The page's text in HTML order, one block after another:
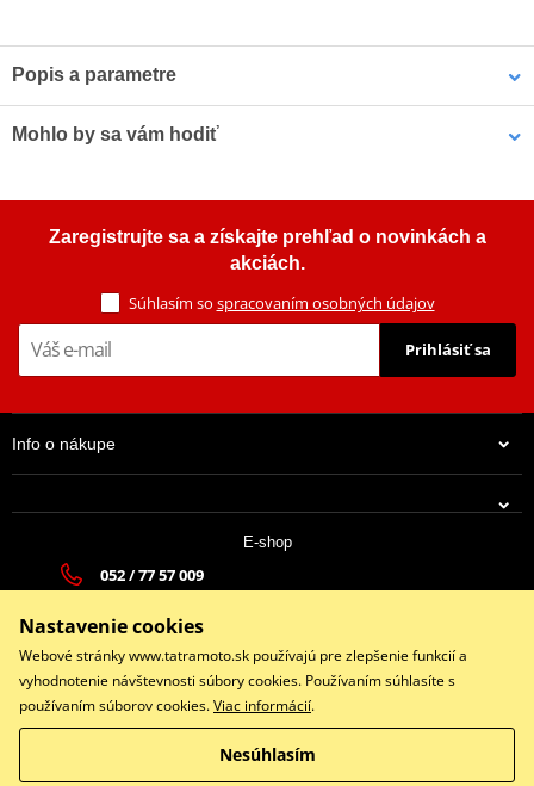
Popis a parametre
určené k použití na pružné příruby, obráběné nebo lité plochy
vytvrzení je 2,75 mm (za 24 h). Mezi typické aplikace patří těsnění
Catalog
PDF Technické informace
Mohlo by sa vám hodiť
Zaregistrujte sa a získajte prehľad o novinkách a
akciách.
Súhlasím so spracovaním osobných údajov
Prihlásiť sa
Info o nákupe
E-shop
052 / 77 57 009
Po - Pia 9:00-17:00 | So: 9:00-13:00 | Ne: Zatvorené
Facebook
Copyright © 2026 www.tatramoto.sk
Nastavenie cookies
Webové stránky www.tatramoto.sk používajú pre zlepšenie funkcií a
vyhodnotenie návštevnosti súbory cookies. Používaním súhlasíte s
používaním súborov cookies.Viac informácií.
Nesúhlasím